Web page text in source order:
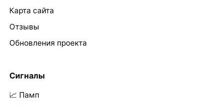
Карта сайта
Отзывы
Обновления проекта
Сигналы
📈 Памп